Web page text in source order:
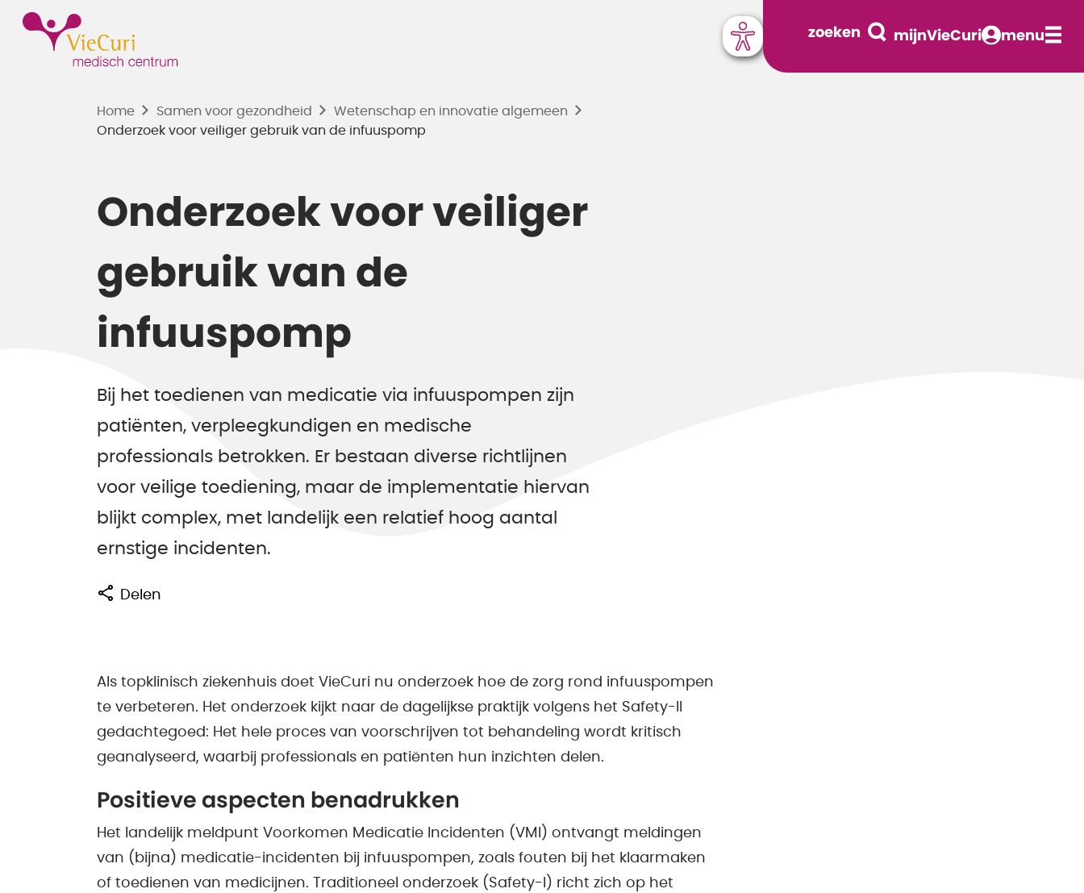
zoeken mijnVieCuri menu
Home Samen voor gezondheid
Wetenschap en innovatie algemeen
Onderzoek voor veiliger gebruik van de infuuspomp
Onderzoek voor veiliger
gebruik van de
infuuspomp
Bij het toedienen van medicatie via infuuspompen zijn
patiënten, verpleegkundigen en medische
professionals betrokken. Er bestaan diverse richtlijnen
voor veilige toediening, maar de implementatie hiervan
blijkt complex, met landelijk een relatief hoog aantal
ernstige incidenten.
Delen
Als topklinisch ziekenhuis doet VieCuri nu onderzoek hoe de zorg rond infuuspompen
te verbeteren. Het onderzoek kijkt naar de dagelijkse praktijk volgens het Safety-II
gedachtegoed: Het hele proces van voorschrijven tot behandeling wordt kritisch
geanalyseerd, waarbij professionals en patiënten hun inzichten delen.
Positieve aspecten benadrukken
Het landelijk meldpunt Voorkomen Medicatie Incidenten (VMI) ontvangt meldingen
van (bijna) medicatie-incidenten bij infuuspompen, zoals fouten bij het klaarmaken
of toedienen van medicijnen. Traditioneel onderzoek (Safety-I) richt zich op het